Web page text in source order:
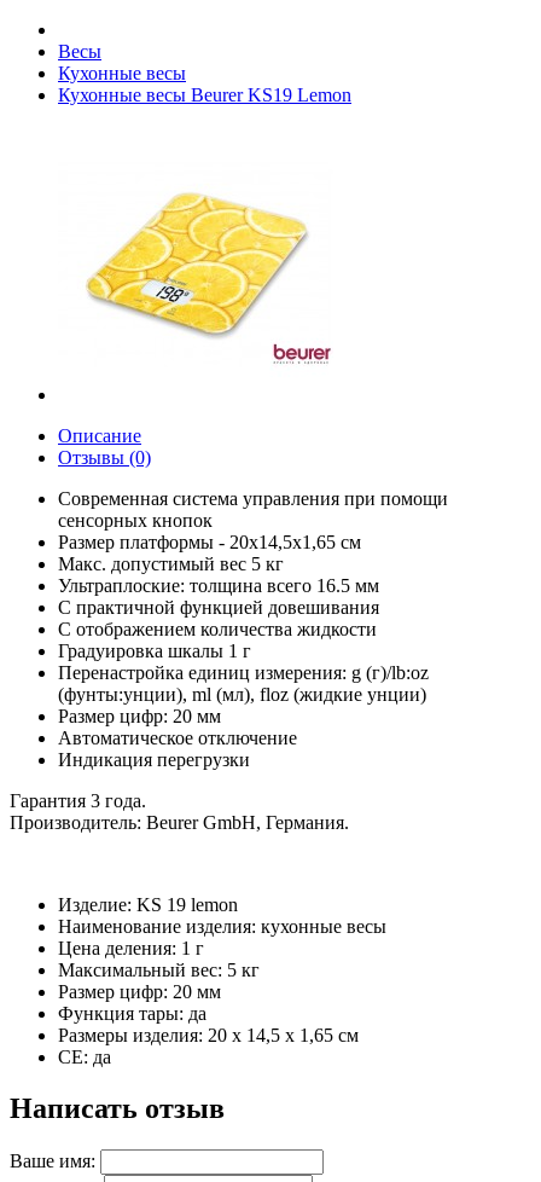
Весы
Кухонные весы
Кухонные весы Beurer KS19 Lemon
Описание
Отзывы (0)
Современная система управления при помощи
сенсорных кнопок
Размер платформы - 20х14,5х1,65 см
Макс. допустимый вес 5 кг
Ультраплоские: толщина всего 16.5 мм
С практичной функцией довешивания
С отображением количества жидкости
Градуировка шкалы 1 г
Перенастройка единиц измерения: g (г)/lb:oz
(фунты:унции), ml (мл), floz (жидкие унции)
Размер цифр: 20 мм
Автоматическое отключение
Индикация перегрузки
Гарантия 3 года.
Производитель: Beurer GmbH, Германия.
Изделие: KS 19 lemon
Наименование изделия: кухонные весы
Цена деления: 1 г
Максимальный вес: 5 кг
Размер цифр: 20 мм
Функция тары: да
Размеры изделия: 20 x 14,5 x 1,65 см
CE: да
Написать отзыв
Ваше имя: